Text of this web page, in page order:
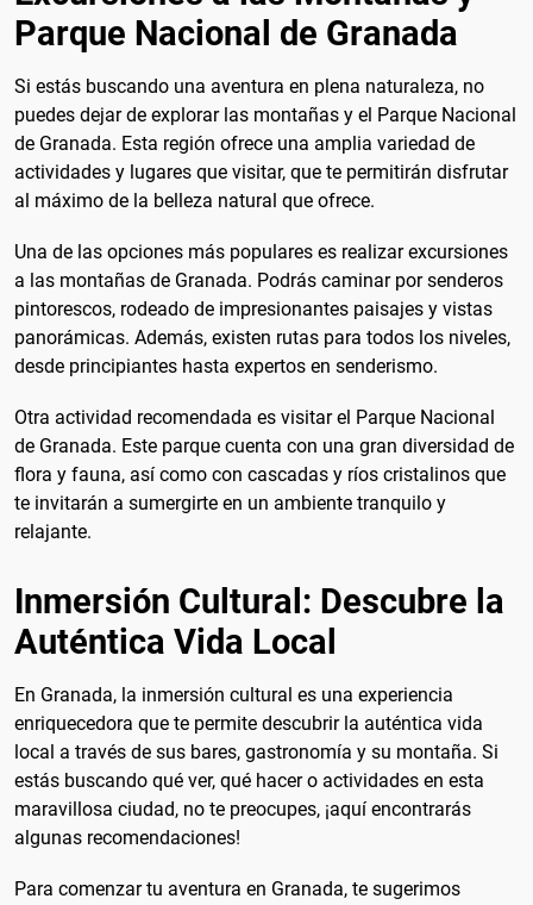
Parque Nacional de Granada
Si estás buscando una aventura en plena naturaleza, no
puedes dejar de explorar las montañas y el Parque Nacional
de Granada. Esta región ofrece una amplia variedad de
actividades y lugares que visitar, que te permitirán disfrutar
al máximo de la belleza natural que ofrece.
Una de las opciones más populares es realizar excursiones
a las montañas de Granada. Podrás caminar por senderos
pintorescos, rodeado de impresionantes paisajes y vistas
panorámicas. Además, existen rutas para todos los niveles,
desde principiantes hasta expertos en senderismo.
Otra actividad recomendada es visitar el Parque Nacional
de Granada. Este parque cuenta con una gran diversidad de
flora y fauna, así como con cascadas y ríos cristalinos que
te invitarán a sumergirte en un ambiente tranquilo y
relajante.
Inmersión Cultural: Descubre la
Auténtica Vida Local
En Granada, la inmersión cultural es una experiencia
enriquecedora que te permite descubrir la auténtica vida
local a través de sus bares, gastronomía y su montaña. Si
estás buscando qué ver, qué hacer o actividades en esta
maravillosa ciudad, no te preocupes, ¡aquí encontrarás
algunas recomendaciones!
Para comenzar tu aventura en Granada, te sugerimos